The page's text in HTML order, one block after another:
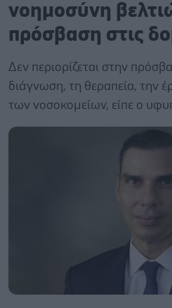
νοημοσύνη
πρόσβαση στις
Δεν περιορίζεται στην
διάγνωση, τη θεραπεία, την
των νοσοκομείων, είπε ο